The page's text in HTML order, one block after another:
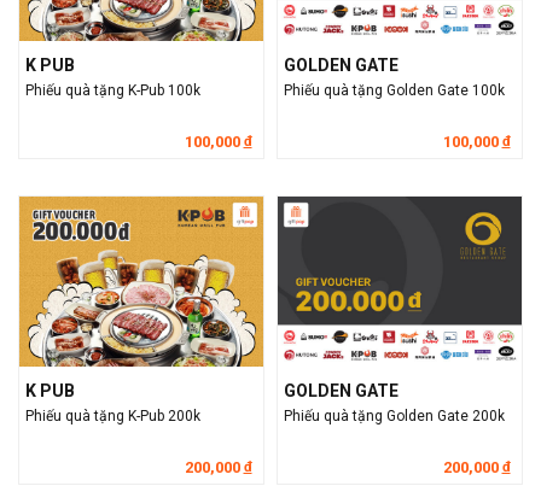
K PUB
Phiếu quà tặng K-Pub 100k
100,000 đ
GOLDEN GATE
Phiếu quà tặng Golden Gate 100k
100,000 đ
K PUB
Phiếu quà tặng K-Pub 200k
200,000 đ
GOLDEN GATE
Phiếu quà tặng Golden Gate 200k
200,000 đ